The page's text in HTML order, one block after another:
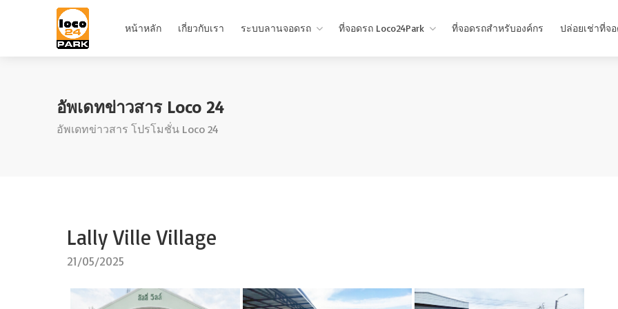
หน้าหลัก เกี่ยวกับเรา ระบบลานจอดรถ ที่จอดรถ Loco24Park ที่จอดรถสำหรับองค์กร ปล่อยเช่าที่จ
อัพเดทข่าวสาร Loco 24
อัพเดทข่าวสาร โปรโมชั่น Loco 24
Lally Ville Village
21/05/2025